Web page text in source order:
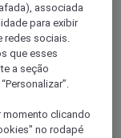
associada
para exibir
redes sociais.
que esses
a seção
momento clicando
no rodapé